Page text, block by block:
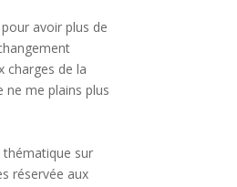
avoir plus de
charges de la
ne me plains plus
sur
réservée aux